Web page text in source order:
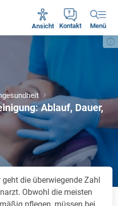
Kontakt
Ansicht Menü
- 18:30 Uhr
Ablauf, Dauer,
die über­wie­gen­de Zahl
Ob­wohl die meis­ten